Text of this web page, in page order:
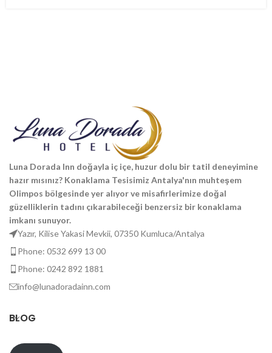
Luna Dorada Inn doğayla iç içe, huzur dolu bir tatil deneyimine
hazır mısınız? Konaklama Tesisimiz Antalya'nın muhteşem
Olimpos bölgesinde yer alıyor ve misafirlerimize doğal
güzelliklerin tadını çıkarabileceği benzersiz bir konaklama
imkanı sunuyor.
Yazır, Kilise Yakasi Mevkii, 07350 Kumluca/Antalya
Phone: 0532 699 13 00
Phone: 0242 892 1881
info@lunadoradainn.com
BLOG